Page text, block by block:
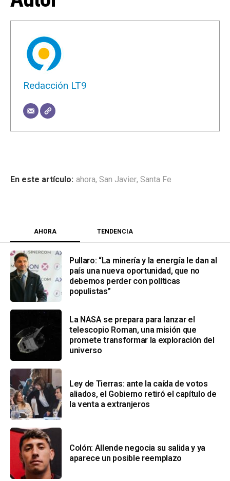
Redacción LT9
ahora, San Javier, Santa Fe
AHORA TENDENCIA
Pullaro: “La minería y la energía le dan al
país una nueva oportunidad, que no
debemos perder con políticas
populistas”
La NASA se prepara para lanzar el
telescopio Roman, una misión que
promete transformar la exploración del
universo
Ley de Tierras: ante la caída de votos
aliados, el Gobierno retiró el capítulo de
la venta a extranjeros
Colón: Allende negocia su salida y ya
aparece un posible reemplazo